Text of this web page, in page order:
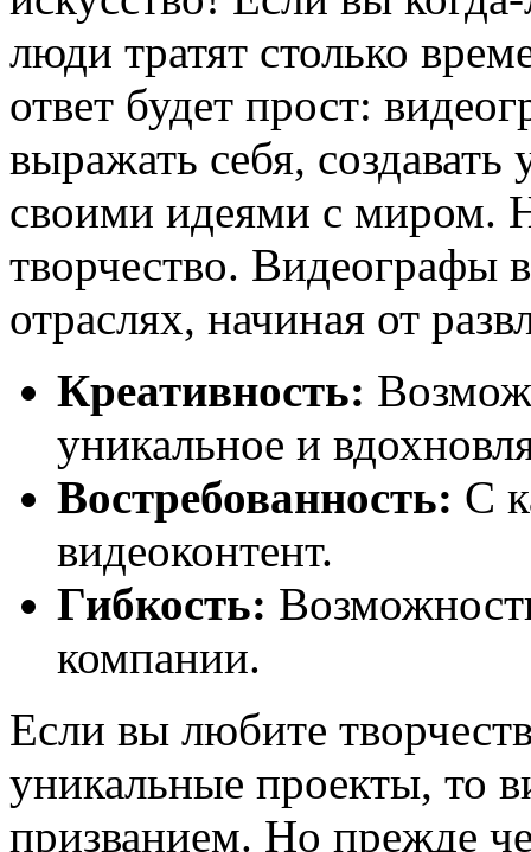
люди тратят столько
ответ будет прост:
выражать себя,
своими идеями с миром.
творчество. Видеографы
отраслях, начиная от
Креативность:
уникальное и
Востребованность: С
видеоконтент.
Гибкость:
компании.
Если вы любите
уникальные проекты, то
призванием. Но прежде